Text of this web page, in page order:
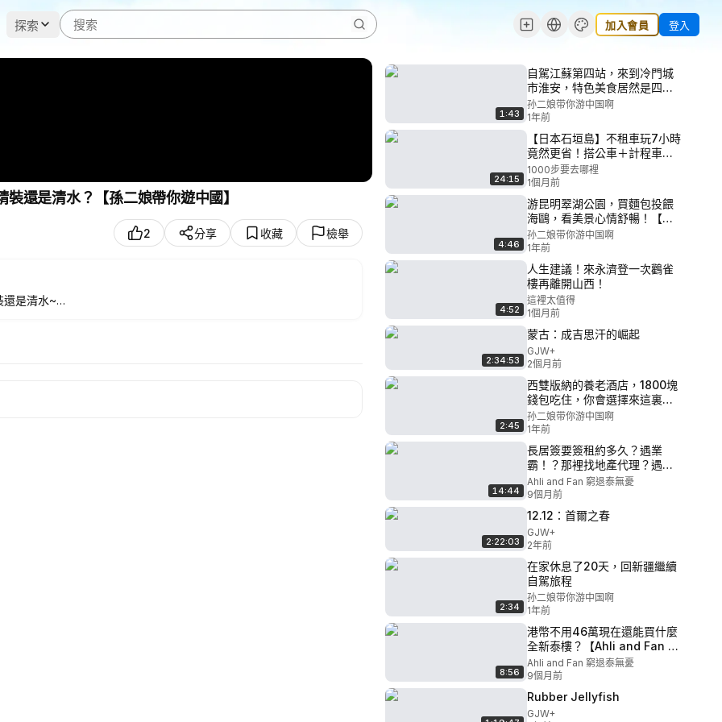
探索 加入會員 登入
還是清水？【孫二娘帶你遊中國】
2 分享 收藏 檢舉
還是清水~
值得🌈
1:43
自駕江蘇第四站，來到冷門城
市淮安，特色美食居然是四川
麻辣鵝！
孙二娘带你游中国啊
1年前
24:15
【日本石垣島】不租車玩7小時
竟然更省！搭公車＋計程車跑
遍市場、美食、海灘與唐吉訶
德｜渡輪郵輪都適用｜1000步
要去哪裡 #石垣島 #郵輪
1000步要去哪裡
1個月前
4:46
游昆明翠湖公園，買麵包投餵
海鷗，看美景心情舒暢！【孫
二娘帶你遊中國】
孙二娘带你游中国啊
1年前
4:52
人生建議！來永濟登一次鸛雀
樓再離開山西！
這裡太值得
1個月前
2:34:53
蒙古：成吉思汗的崛起
GJW+
2個月前
2:45
西雙版納的養老酒店，1800塊
錢包吃住，你會選擇來這裏過
冬嗎？【孫二娘帶你遊中國】
孙二娘带你游中国啊
1年前
14:44
長居簽要簽租約多久？遇業
霸！？那裡找地產代理？遇上
不公平租約怎麼辦？簽約要注
意/會員有禮物【Ahli and Fan
窮退泰無憂】～ IG/FB
#ahliandfan
Ahli and Fan 窮退泰無憂
9個月前
2:22:03
12.12：首爾之春
GJW+
2年前
2:34
在家休息了20天，回新疆繼續
自駕旅程
孙二娘带你游中国啊
1年前
8:56
港幣不用46萬現在還能買什麼
全新泰樓？【Ahli and Fan 窮
退泰無憂】
Ahli and Fan 窮退泰無憂
9個月前
Rubber Jellyfish
GJW+